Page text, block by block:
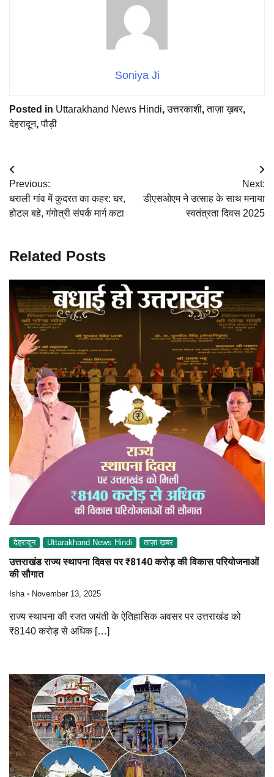
Soniya Ji
Posted in Uttarakhand News Hindi,उत्तरकाशी,ताज़ा ख़बर,
देहरादून,पौड़ी
Post
navigation
Previous:
धराली गांव में कुदरत का कहर: घर,
होटल बहे, गंगोत्री संपर्क मार्ग कटा
Next:
डीएसओएम ने उत्साह के साथ मनाया
स्वतंत्रता दिवस 2025
Related Posts
देहरादून Uttarakhand News Hindi ताज़ा ख़बर
उत्तराखंड राज्य स्थापना दिवस पर ₹8140 करोड़ की विकास परियोजनाओं
की सौगात
Isha November 13, 2025
राज्य स्थापना की रजत जयंती के ऐतिहासिक अवसर पर उत्तराखंड को
₹8140 करोड़ से अधिक […]